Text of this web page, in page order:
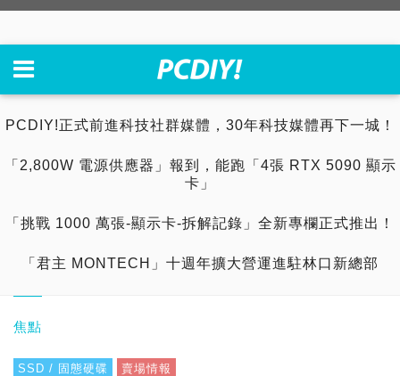
PCDIY!正式前進科技社群媒體，30年科技媒體再下一城！
「2,800W 電源供應器」報到，能跑「4張 RTX 5090 顯示
卡」
「挑戰 1000 萬張-顯示卡-拆解記錄」全新專欄正式推出！
「君主 MONTECH」十週年擴大營運進駐林口新總部
焦點
SSD / 固態硬碟 賣場情報